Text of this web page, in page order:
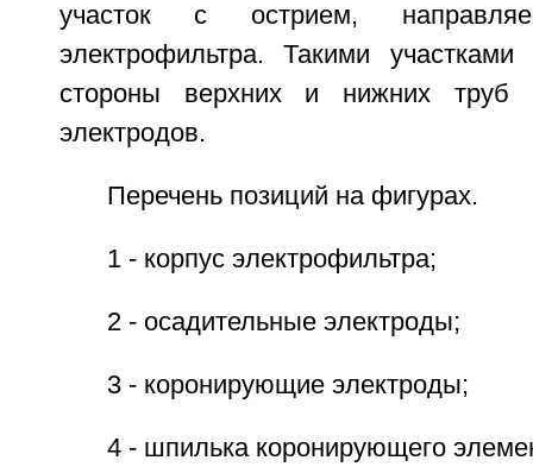
участок с острием,
электрофильтра. Такими
стороны верхних и нижних труб
электродов.
Перечень позиций на фигурах.
1 - корпус электрофильтра;
2 - осадительные электроды;
3 - коронирующие электроды;
4 - шпилька коронирующего